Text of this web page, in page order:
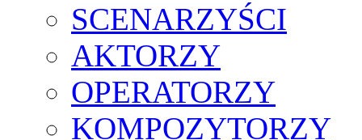
SCENARZYŚCI
AKTORZY
OPERATORZY
KOMPOZYTORZY